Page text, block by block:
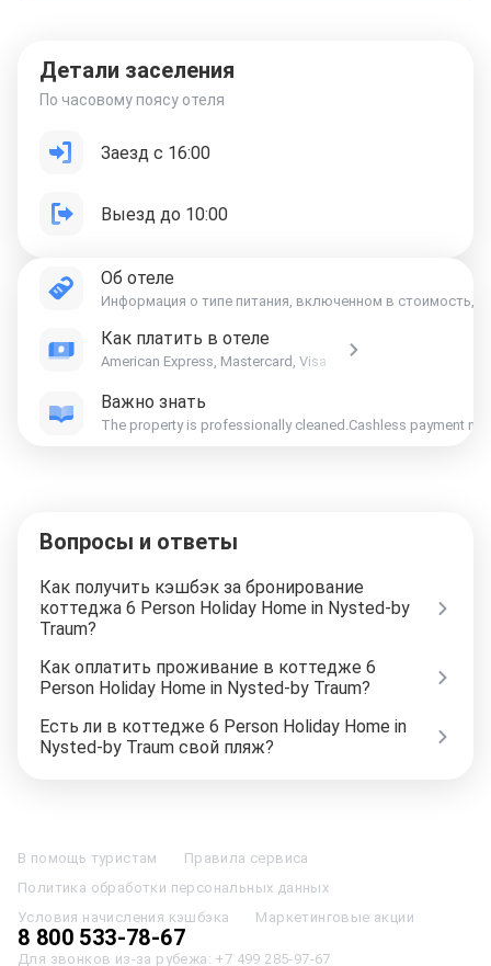
Детали заселения
По часовому поясу отеля
Заезд с 16:00
Выезд до 10:00
Об отеле
Информация о типе питания, включенном в стоимость,
Как платить в отеле
American Express, Mastercard, Visa
Важно знать
Вопросы и ответы
Как получить кэшбэк за бронирование
коттеджа 6 Person Holiday Home in Nysted-by
Traum?
Как оплатить проживание в коттедже 6
Person Holiday Home in Nysted-by Traum?
Есть ли в коттедже 6 Person Holiday Home in
Nysted-by Traum свой пляж?
Отели в КазаниОтели в Нижнем Новгороде
Отель ПрезидентОтель Рэдиссон в СочиГостиница в Калининграде
Отель Гринвуд Отели в АдлереОтель Soluxe в Москве
Отель Измайлово АльфаОтели в Сочи
Отели в Абхазии
Отели в СортавалеЕще
В помощь туристам
Правила сервиса
Политика обработки персональных данных
Условия начисления кэшбэка
Маркетинговые акции
8 800 533-78-67
Для звонков из-за рубежа: +7 499 285-97-67